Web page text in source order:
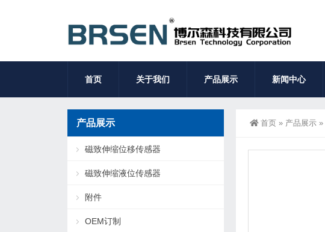
首页 关于我们 产品展示 新闻中心
首页 » 产品展示 »
产品展示
磁致伸缩位移传感器
磁致伸缩液位传感器
附件
OEM订制